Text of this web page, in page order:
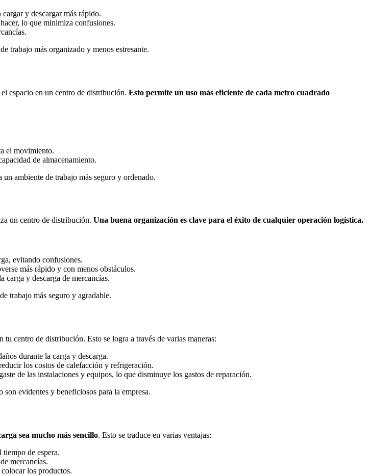
y descargar más rápido.
lo que minimiza confusiones.
trabajo más organizado y menos estresante.
espacio en un centro de distribución. Esto permite un uso más eficiente de cada metro cuadrado
el movimiento.
de almacenamiento.
ambiente de trabajo más seguro y ordenado.
un centro de distribución. Una buena organización es clave para el éxito de cualquier operación logística.
evitando confusiones.
más rápido y con menos obstáculos.
carga y descarga de mercancías.
trabajo más seguro y agradable.
tu centro de distribución. Esto se logra a través de varias maneras:
durante la carga y descarga.
los costos de calefacción y refrigeración.
de las instalaciones y equipos, lo que disminuye los gastos de reparación.
evidentes y beneficiosos para la empresa.
sea mucho más sencillo. Esto se traduce en varias ventajas:
de espera.
mercancías.
los productos.